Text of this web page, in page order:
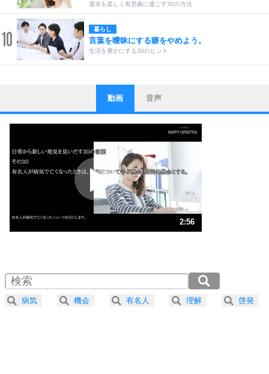
週末を楽しく有意義に過ごす30の方法
10 暮らし
言葉を曖昧にする癖をやめよう。
生活を豊かにする30のヒント
1
ストレス対策
他人と比べない。
いっそのこと、他人を見ない。
いらいらしない人になる30の方法
プラス思考
ポジティブになれない原因は、行動しないから。
ポジティブ思考になる30の方法
ストレス対策
人生、なんとかなるもの。
気楽に生きる30の方法
4 器の大きい人は、怒りを優しさで表現する。
プラス思考
動画 音声
2:56
2.0倍速 （346KB 1分28秒）
2.5倍速 （277KB 1分10秒）
3.0倍速 （231KB 58秒）
病気 機会 有名人 理解 啓発